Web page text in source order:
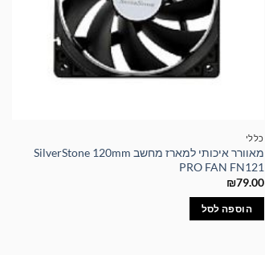
כללי
מאוורר איכותי למארז מחשב SilverStone 120mm
PRO FAN FN121
₪79.00
הוספה לסל